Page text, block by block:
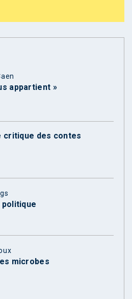
appartient »
critique des contes
politique
microbes